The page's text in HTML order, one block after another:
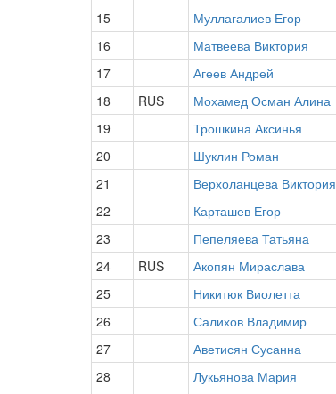
15
Муллагалиев Егор
16
Матвеева Виктория
17
Агеев Андрей
18
RUS Мохамед Осман Алина
19
Трошкина Аксинья
20
Шуклин Роман
21
Верхоланцева Виктория
22
Карташев Егор
23
Пепеляева Татьяна
24
RUS Акопян Мираслава
25
Никитюк Виолетта
26
Салихов Владимир
27
Аветисян Сусанна
28
Лукьянова Мария